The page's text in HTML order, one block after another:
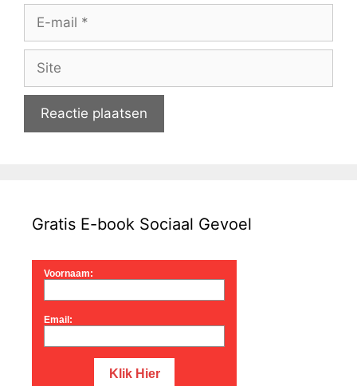
Site
Gratis E-book Sociaal Gevoel
Voornaam:
Email: